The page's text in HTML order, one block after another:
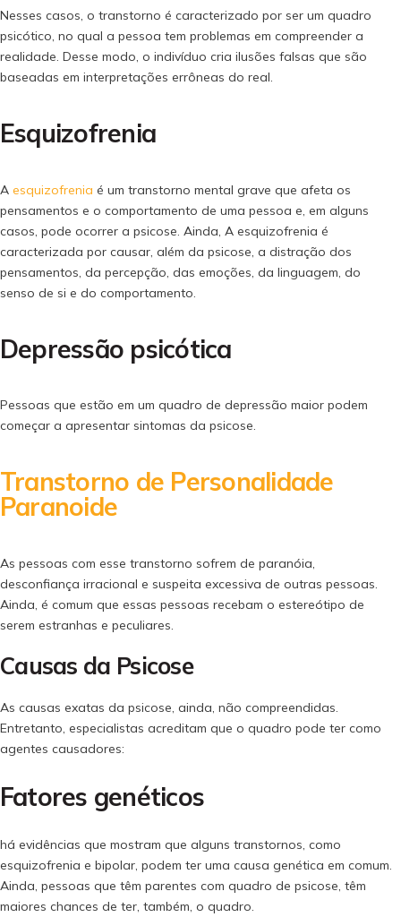
Nesses casos, o transtorno é caracterizado por ser um quadro
psicótico, no qual a pessoa tem problemas em compreender a
realidade. Desse modo, o indivíduo cria ilusões falsas que são
baseadas em interpretações errôneas do real.
Esquizofrenia
A esquizofrenia é um transtorno mental grave que afeta os
pensamentos e o comportamento de uma pessoa e, em alguns
casos, pode ocorrer a psicose. Ainda, A esquizofrenia é
caracterizada por causar, além da psicose, a distração dos
pensamentos, da percepção, das emoções, da linguagem, do
senso de si e do comportamento.
Depressão psicótica
Pessoas que estão em um quadro de depressão maior podem
começar a apresentar sintomas da psicose.
Transtorno de Personalidade
Paranoide
As pessoas com esse transtorno sofrem de paranóia,
desconfiança irracional e suspeita excessiva de outras pessoas.
Ainda, é comum que essas pessoas recebam o estereótipo de
serem estranhas e peculiares.
Causas da Psicose
As causas exatas da psicose, ainda, não compreendidas.
Entretanto, especialistas acreditam que o quadro pode ter como
agentes causadores:
Fatores genéticos
há evidências que mostram que alguns transtornos, como
esquizofrenia e bipolar, podem ter uma causa genética em comum.
Ainda, pessoas que têm parentes com quadro de psicose, têm
maiores chances de ter, também, o quadro.